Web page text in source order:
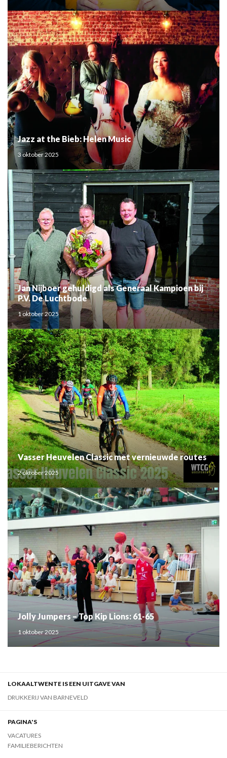
Jazz at the Bieb: Helen Music
3 oktober 2025
Jan Nijboer gehuldigd als Generaal Kampioen bij
P.V. De Luchtbode
1 oktober 2025
Vasser Heuvelen Classic met vernieuwde routes
2 oktober 2025
Jolly Jumpers – Top Kip Lions: 61-65
1 oktober 2025
LOKAALTWENTE IS EEN UITGAVE VAN
DRUKKERIJ VAN BARNEVELD
PAGINA'S
VACATURES
FAMILIEBERICHTEN